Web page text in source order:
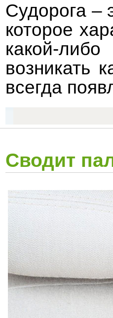
Судорога –
которое
какой-
возникать
всегда
Сводит